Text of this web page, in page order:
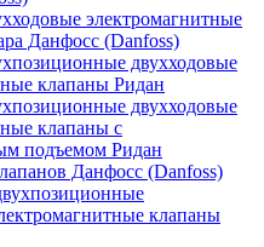
электромагнитные
Данфосс (Danfoss)
двухходовые
клапаны Ридан
двухходовые
клапаны с
подъемом Ридан
Данфосс (Danfoss)
клапаны